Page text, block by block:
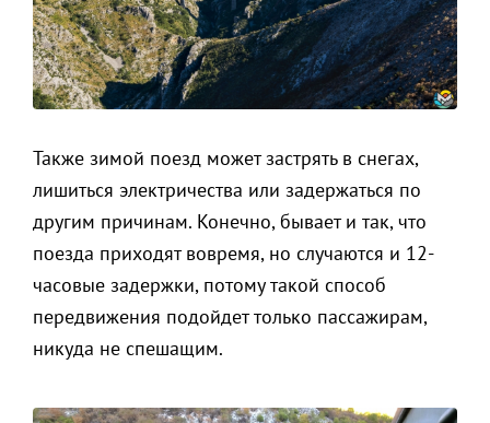
Также зимой поезд может застрять в снегах,
лишиться электричества или задержаться по
другим причинам. Конечно, бывает и так, что
поезда приходят вовремя, но случаются и 12-
часовые задержки, потому такой способ
передвижения подойдет только пассажирам,
никуда не спешащим.